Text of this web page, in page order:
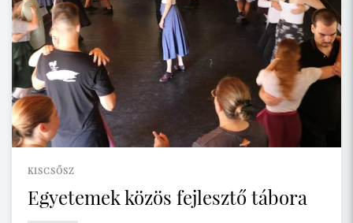
KISCSŐSZ
Egyetemek közös fejlesztő tábora